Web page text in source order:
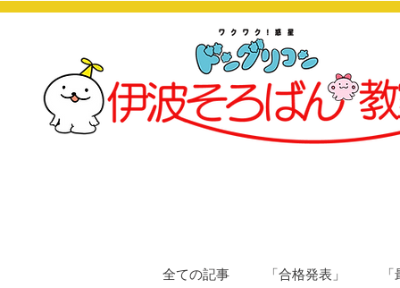
全ての記事 「合格発表」